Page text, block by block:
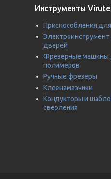
Инструменты
Приспособления
дверей
Фрезерные машины
полимеров
Ручные фрезеры
Клеенамазчики
Кондукторы и
сверления